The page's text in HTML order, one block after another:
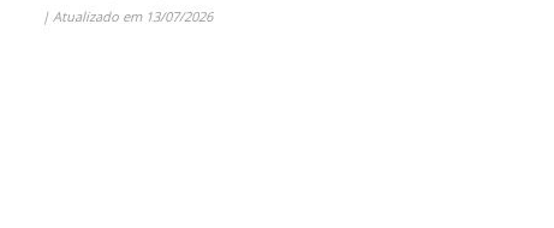
| Atualizado em 13/07/2026